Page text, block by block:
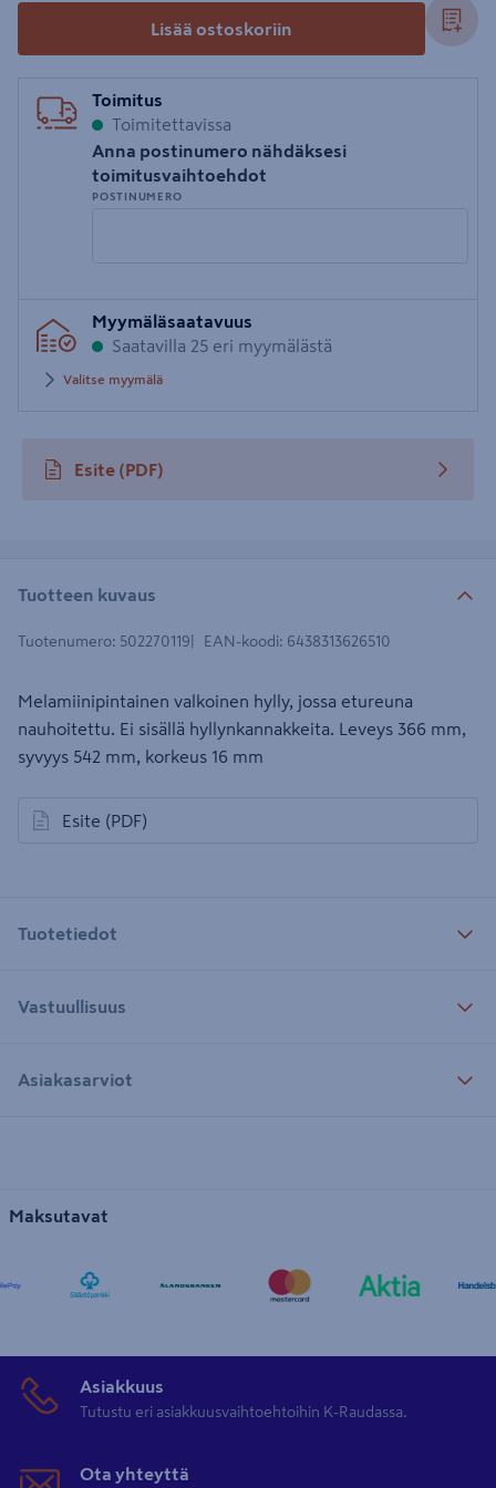
Lisää ostoskoriin
Toimitus
Toimitettavissa
Anna postinumero nähdäksesi
toimitusvaihtoehdot
POSTINUMERO
postinumero
Myymäläsaatavuus
Saatavilla 25 eri myymälästä
Valitse myymälä
Esite (PDF)
avautuu uuteen välilehteen
Tuotteen kuvaus
Tuotenumero: 502270119 EAN-koodi: 6438313626510
Melamiinipintainen valkoinen hylly, jossa etureuna
nauhoitettu. Ei sisällä hyllynkannakkeita. Leveys 366 mm,
syvyys 542 mm, korkeus 16 mm
Esite (PDF)
avautuu uuteen välilehteen
Tuotetiedot
Vastuullisuus
Asiakasarviot
Maksutavat
Asiakkuus
Tutustu eri asiakkuusvaihtoehtoihin K-Raudassa.
Ota yhteyttä